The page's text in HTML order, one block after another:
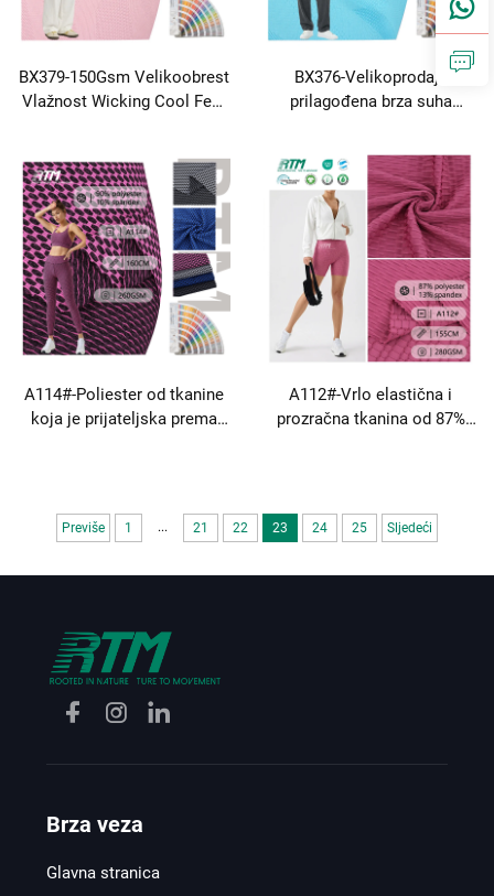
BX379-150Gsm Velikoobrest
Vlažnost Wicking Cool Feel
majice Polo košulja
Kloniranje na otvorenom
BX376-Velikoprodaja
prilagođena brza suha
mreža poliester tkanina za
sportsku odjeću majica
nogometna majica
košarkaška odjeća
A114#-Poliester od tkanine
koja je prijateljska prema
A112#-Vrlo elastična i
prozračna tkanina od 87%
Previše 1 ... 21 22 23 24 25 Sljedeći
Brza veza
Glavna stranica